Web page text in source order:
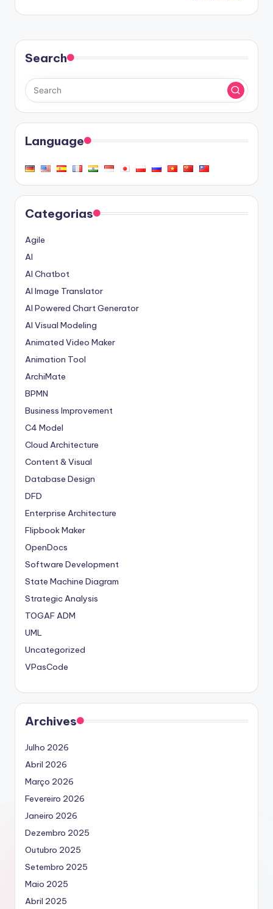
Search
Language
Categorias
Agile
AI
AI Chatbot
AI Image Translator
AI Powered Chart Generator
AI Visual Modeling
Animated Video Maker
Animation Tool
ArchiMate
BPMN
Business Improvement
C4 Model
Cloud Architecture
Content & Visual
Database Design
DFD
Enterprise Architecture
Flipbook Maker
OpenDocs
Software Development
State Machine Diagram
Strategic Analysis
TOGAF ADM
UML
Uncategorized
VPasCode
Archives
Julho 2026
Abril 2026
Março 2026
Fevereiro 2026
Janeiro 2026
Dezembro 2025
Outubro 2025
Setembro 2025
Maio 2025
Abril 2025